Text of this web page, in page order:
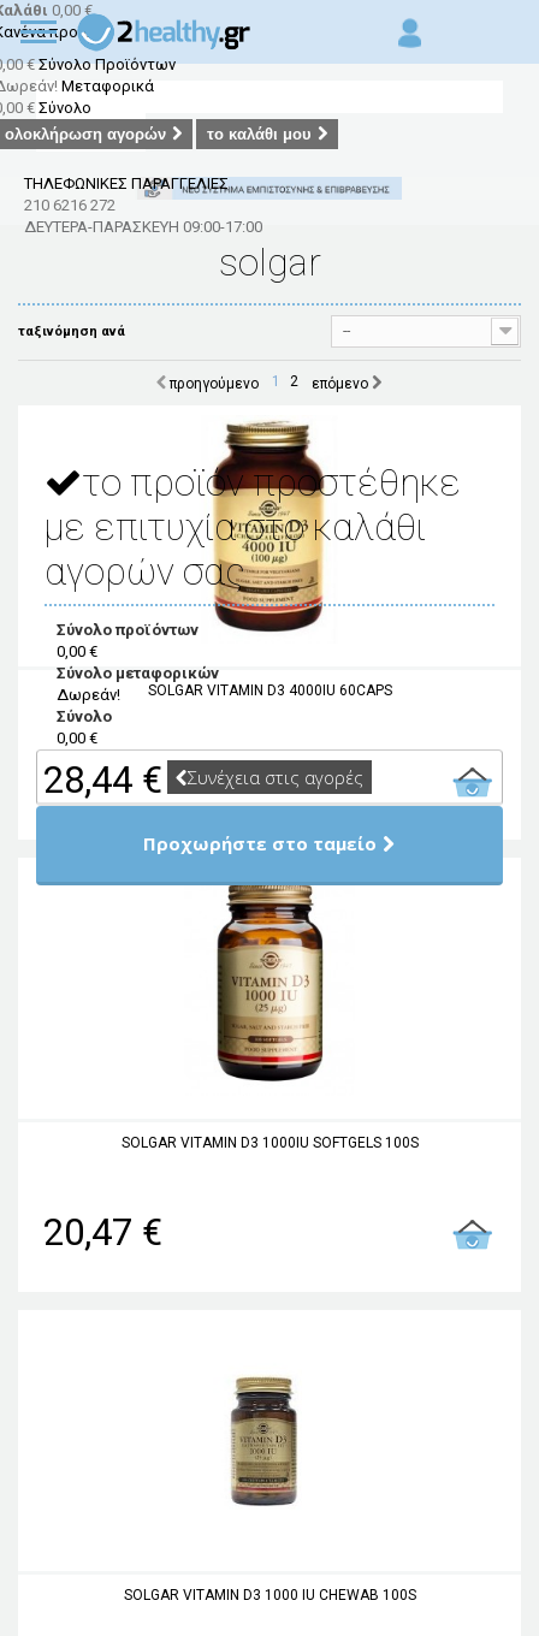
Σύνδεση
Αναζήτηση
0,00 €
προϊόν
€ Σύνολο Προϊόντων
Μεταφορικά
€ Σύνολο
ολοκλήρωση αγορών
το καλάθι μου
το προϊόν προστέθηκε
με επιτυχία στο καλάθι
αγορών σας
Σύνολο προϊόντων
0,00 €
Σύνολο μεταφορικών
Δωρεάν!
Σύνολο
0,00 €
Συνέχεια στις αγορές
Προχωρήστε στο ταμείο
ΤΗΛΕΦΩΝΙΚΕΣ ΠΑΡΑΓΓΕΛΙΕΣ
210 6216 272
ΔΕΥΤΕΡΑ-ΠΑΡΑΣΚΕΥΗ 09:00-17:00
solgar
ταξινόμηση ανά --
προηγούμενο 1 2 επόμενο
SOLGAR VITAMIN D3 4000IU 60CAPS
28,44 €
SOLGAR VITAMIN D3 1000IU SOFTGELS 100S
20,47 €
SOLGAR VITAMIN D3 1000 IU CHEWAB 100S